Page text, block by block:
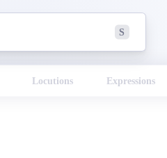
S
Locutions Expressions